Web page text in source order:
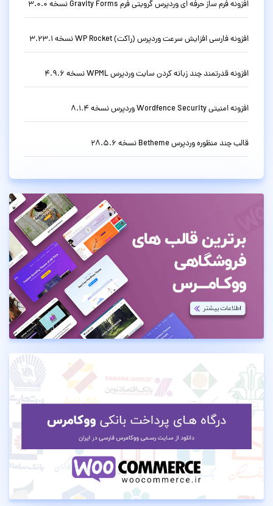
افزونه فرم ساز حرفه ای وردپرس گرویتی فرم Gravity Forms نسخه 3.0.0
افزونه فارسی افزایش سرعت وردپرس (راکت) WP Rocket نسخه 3.23.1
افزونه قدرتمند چند زبانه کردن سایت وردپرس WPML نسخه 4.9.6
افزونه امنیتی Wordfence Security وردپرس نسخه 8.1.4
قالب چند منظوره وردپرس Betheme نسخه 28.5.6